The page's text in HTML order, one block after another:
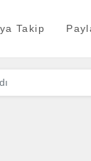
Takip